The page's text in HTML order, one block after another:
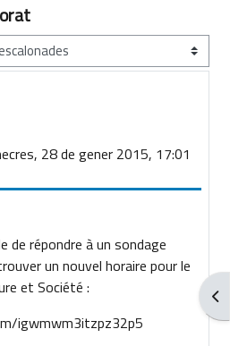
28 de gener 2015, 17:01
de répondre à un sondage
un nouvel horaire pour le
et Société :
igwmwm3itzpz32p5